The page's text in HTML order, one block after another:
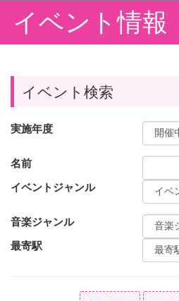
イベント情報
イベント検索
実施年度
名前
イベントジャンル
音楽ジャンル
最寄駅